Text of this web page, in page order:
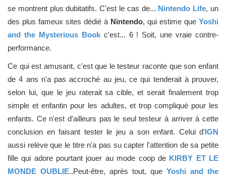
se montrent plus dubitatifs. C'est le cas de... Nintendo Life, un
des plus fameux sites dédié à Nintendo, qui estime que Yoshi
and the Mysterious Book c'est... 6 ! Soit, une vraie contre-
performance.
Ce qui est amusant, c'est que le testeur raconte que son enfant
de 4 ans n'a pas accroché au jeu, ce qui tenderait à prouver,
selon lui, que le jeu raterait sa cible, et serait finalement trop
simple et enfantin pour les adultes, et trop compliqué pour les
enfants. Ce n'est d'ailleurs pas le seul testeur à arriver à cette
conclusion en faisant tester le jeu a son enfant. Celui d'IGN
aussi relève que le titre n'a pas su capter l'attention de sa petite
fille qui adore pourtant jouer au mode coop de KIRBY ET LE
MONDE OUBLIE..Peut-être, après tout, que Yoshi and the